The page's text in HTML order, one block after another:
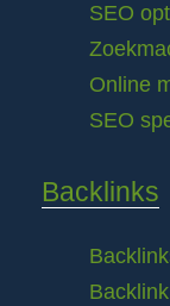
SEO
Online
SEO
Backlinks